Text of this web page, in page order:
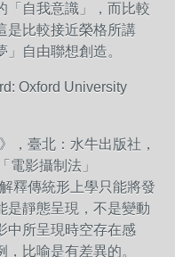
「自我意識」，而比較
是比較接近榮格所講
」自由聯想創造。
Oxford University
，臺北：水牛出版社，
電影攝制法」
釋傳統形上學只能將發
是靜態呈現，不是變動
中所呈現時空存在感
比喻是有差異的。